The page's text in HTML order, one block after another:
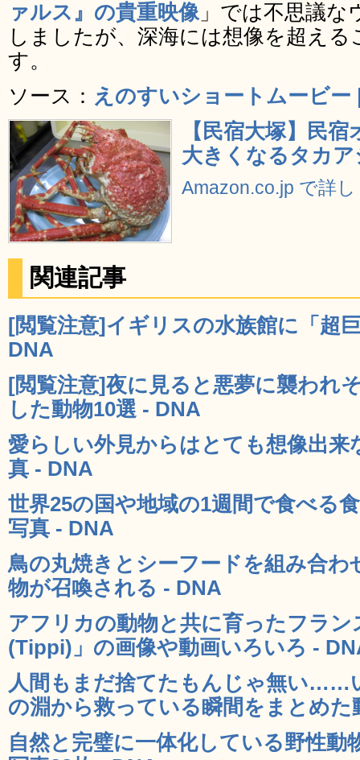
ァルス』の貴重映像 」では不思議
しましたが、深海には想像を超え
す。
ソース： えのすいショートムービー
【民宿大塚】民
大きくなるタカ
Amazon.co.jp で詳
関連記事
[閲覧注意]イギリスの水族館に「超
DNA
[閲覧注意]夜に見ると悪夢に襲われ
した動物10選 - DNA
愛らしい外見からはとても想像出来
真 - DNA
世界25の国や地域の1週間で食べる
写真 - DNA
鳥の丸焼きとシーフードを組み合
物が召喚される - DNA
アフリカの動物と共に育ったフラ
(Tippi)」の画像や動画いろいろ -
人間もまだ捨てたもんじゃ無い……
の淵から救っている瞬間をまとめた
自然と完璧に一体化している野性動